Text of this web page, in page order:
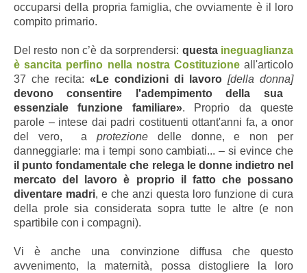
occuparsi della propria famiglia, che ovviamente è il loro
compito primario.
Del resto non c’è da sorprendersi: questa ineguaglianza
è sancita perfino nella nostra Costituzione all'articolo
37 che recita: «Le condizioni di lavoro [della donna]
devono consentire l'adempimento della sua
essenziale funzione familiare». Proprio da queste
parole – intese dai padri costituenti ottant'anni fa, a onor
del vero, aprotezione delle donne, e non per
danneggiarle: ma i tempi sono cambiati... – si evince che
il punto fondamentale che relega le donne indietro nel
mercato del lavoro è proprio il fatto che possano
diventare madri, e che anzi questa loro funzione di cura
della prole sia considerata sopra tutte le altre (e non
spartibile con i compagni).
Vi è anche una convinzione diffusa che questo
avvenimento, la maternità, possa distogliere la loro